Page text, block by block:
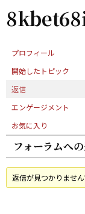
ム
プロフィール
開始したトピック
返信
エンゲージメント
お気に入り
フォーラムへ
返信が見つかりません